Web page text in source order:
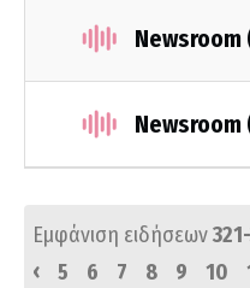
Εμφάνιση ειδήσεων
‹
5 6 7 8 9 10